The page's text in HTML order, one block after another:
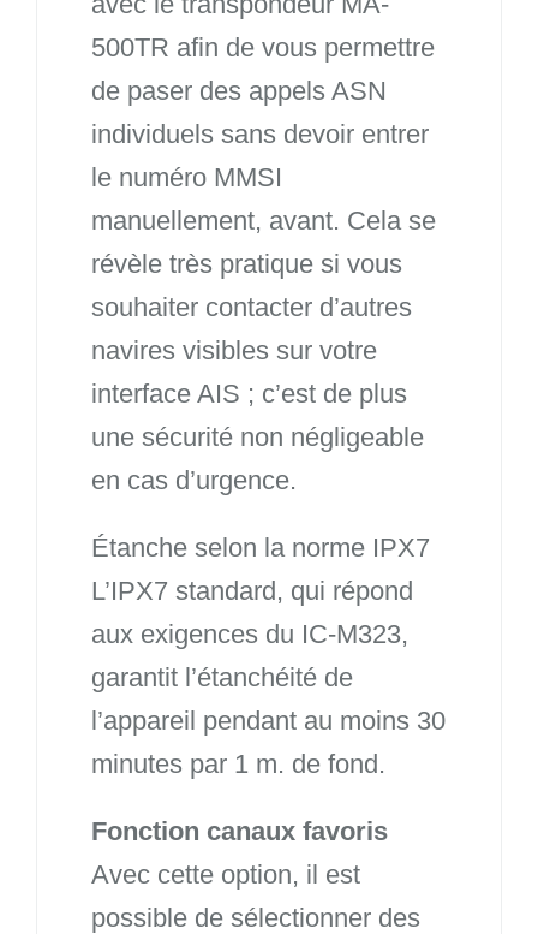
500TR afin de vous permettre
de paser des appels ASN
individuels sans devoir entrer
le numéro MMSI
manuellement, avant. Cela se
révèle très pratique si vous
souhaiter contacter d’autres
navires visibles sur votre
interface AIS ; c’est de plus
une sécurité non négligeable
en cas d’urgence.
Étanche selon la norme IPX7
L’IPX7 standard, qui répond
aux exigences du IC-M323,
garantit l’étanchéité de
l’appareil pendant au moins 30
minutes par 1 m. de fond.
Fonction canaux favoris
Avec cette option, il est
possible de sélectionner des